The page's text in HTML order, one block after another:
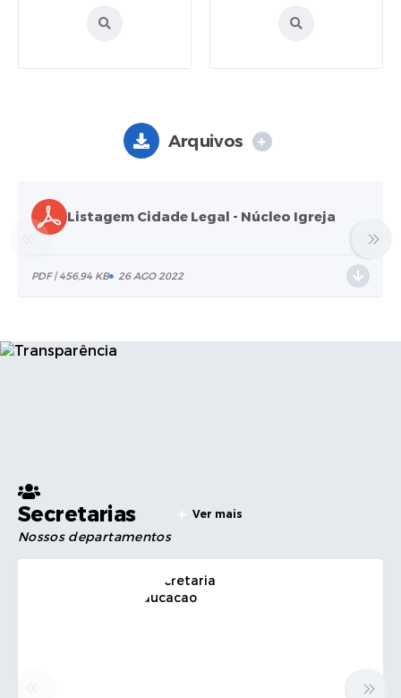
Arquivos
Listagem Cidade Legal - Núcleo Igreja
PDF | 456,94 KB 26 AGO 2022
Secretarias
Nossos departamentos
Ver mais